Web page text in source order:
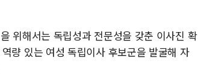
위해서는 독립성과 전문성을 갖춘 이사진 확
량 있는 여성 독립이사 후보군을 발굴해 자